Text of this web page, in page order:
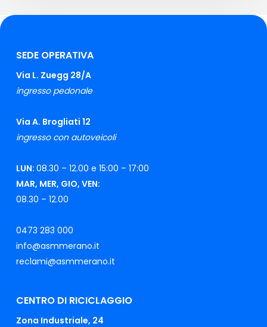
SEDE OPERATIVA
Via L. Zuegg 28/A
ingresso pedonale
Via A. Brogliati 12
ingresso con autoveicoli
LUN: 08.30 – 12.00 e 15:00 – 17:00
MAR, MER, GIO, VEN:
08.30 – 12.00
0473 283 000
info@asmmerano.it
reclami@asmmerano.it
CENTRO DI RICICLAGGIO
Zona Industriale, 24